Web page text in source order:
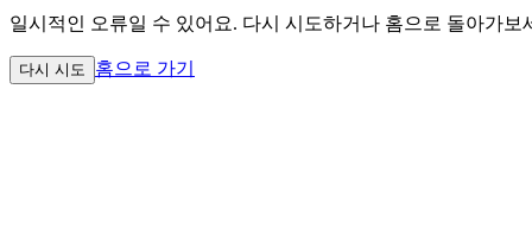
일시적인 오류일 수 있어요. 다시 시도하거나 홈으로 돌아가보
다시 시도 홈으로 가기